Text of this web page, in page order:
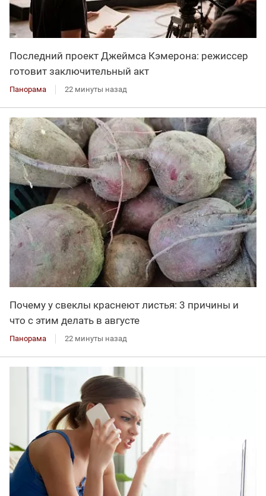
Последний проект Джеймса Кэмерона: режиссер
готовит заключительный акт
Панорама 22 минуты назад
Почему у свеклы краснеют листья: 3 причины и
что с этим делать в августе
Панорама 22 минуты назад